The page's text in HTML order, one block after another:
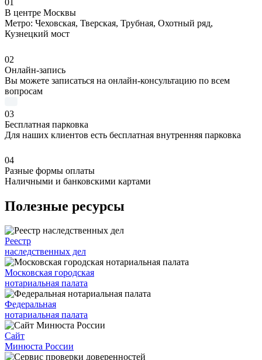
В центре Москвы
Метро: Чеховская, Тверская, Трубная, Охотный ряд,
Кузнецкий мост
02
Онлайн-запись
Вы можете записаться на онлайн-консультацию по всем
вопросам
03
Бесплатная парковка
Для наших клиентов есть бесплатная внутренняя парковка
04
Разные формы оплаты
Наличными и банковскими картами
Полезные ресурсы
Реестр
наследственных дел
Московская городская
нотариальная палата
Федеральная
нотариальная палата
Сайт
Минюста России